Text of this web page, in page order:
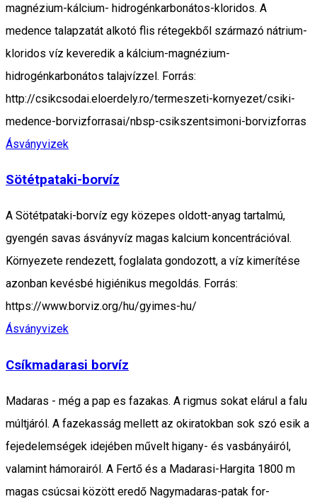
magnézium-kálcium- hidrogénkarbonátos-kloridos. A
medence talapzatát alkotó flis rétegekből származó nátrium-
kloridos víz keveredik a kálcium-magnézium-
hidrogénkarbonátos talajvízzel. Forrás:
http://csikcsodai.eloerdely.ro/termeszeti-kornyezet/csiki-
medence-borvizforrasai/nbsp-csikszentsimoni-borvizforras
Ásványvizek
Sötétpataki-borvíz
A Sötétpataki-borvíz egy közepes oldott-anyag tartalmú,
gyengén savas ásványvíz magas kalcium koncentrációval.
Környezete rendezett, foglalata gondozott, a víz kimerítése
azonban kevésbé higiénikus megoldás. Forrás:
https://www.borviz.org/hu/gyimes-hu/
Ásványvizek
Csíkmadarasi borvíz
Madaras - még a pap es fazakas. A rigmus sokat elárul a falu
múltjáról. A fazekasság mellett az okiratokban sok szó esik a
fejedelemségek idejében művelt higany- és vasbányá­iról,
valamint hámorairól. A Fertő és a Madarasi-Hargita 1800 m
magas csúcsai között eredő Nagymadaras-patak for­